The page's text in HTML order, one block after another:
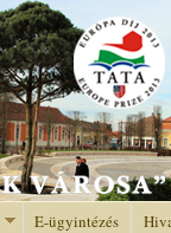
E-ügyintézés